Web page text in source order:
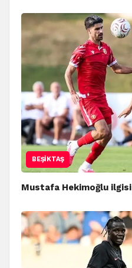
BEŞIKTAŞ
Mustafa Hekimoğlu ilgisi